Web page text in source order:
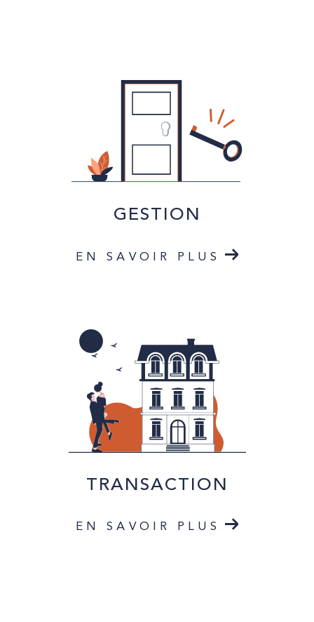
GESTION
EN SAVOIR PLUS
TRANSACTION
EN SAVOIR PLUS